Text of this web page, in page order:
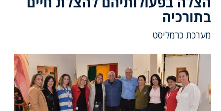
בתורכיה
מערכת כרמליסט